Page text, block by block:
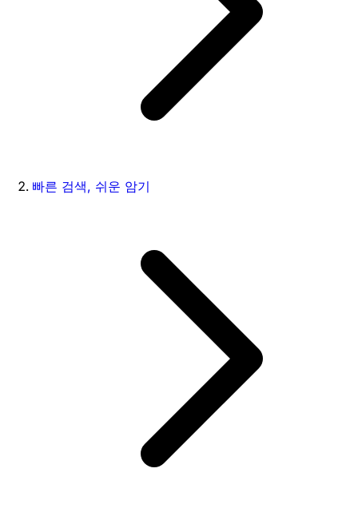
빠른 검색, 쉬운 암기